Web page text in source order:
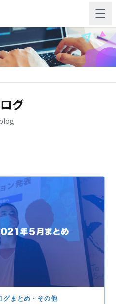
グ
blog
グまとめ・その他